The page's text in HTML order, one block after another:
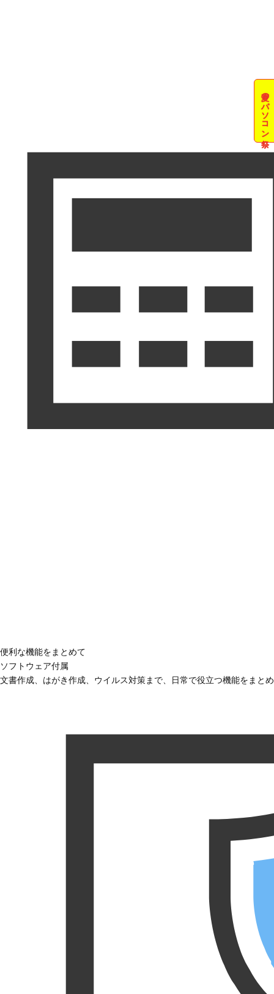
夏のパソコン祭
便利な機能をまとめて
ソフトウェア付属
文書作成、はがき作成、ウイルス対策まで、日常で役立つ機能をまと